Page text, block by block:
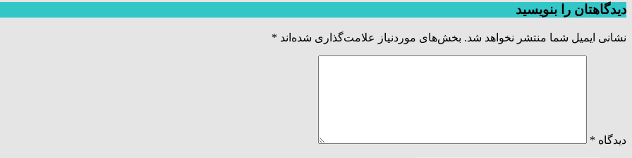
دیدگاهتان را بنویسید
نشانی ایمیل شما منتشر نخواهد شد. بخش‌های موردنیاز علامت‌گذاری شده‌اند *
دیدگاه *